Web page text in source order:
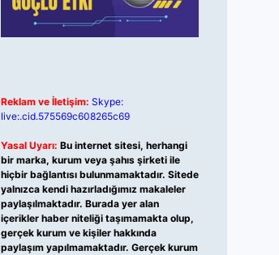
Reklam ve İletişim: Skype:
live:.cid.575569c608265c69
Yasal Uyarı: Bu internet sitesi, herhangi
bir marka, kurum veya şahıs şirketi ile
hiçbir bağlantısı bulunmamaktadır. Sitede
yalnızca kendi hazırladığımız makaleler
paylaşılmaktadır. Burada yer alan
içerikler haber niteliği taşımamakta olup,
gerçek kurum ve kişiler hakkında
paylaşım yapılmamaktadır. Gerçek kurum